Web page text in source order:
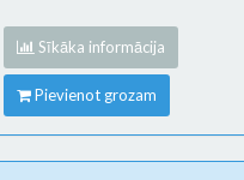
Sīkāka informācija
Pievienot grozam